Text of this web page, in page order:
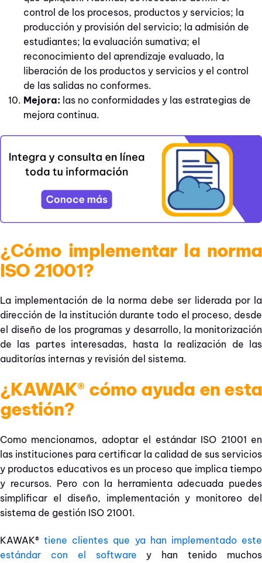
control de los procesos, productos y servicios; la
producción y provisión del servicio; la admisión de
estudiantes; la evaluación sumativa; el
reconocimiento del aprendizaje evaluado, la
liberación de los productos y servicios y el control
de las salidas no conformes.
Mejora: las no conformidades y las estrategias de
mejora continua.
¿Cómo implementar la norma
ISO 21001?
La implementación de la norma debe ser liderada por la
dirección de la institución durante todo el proceso, desde
el diseño de los programas y desarrollo, la monitorización
de las partes interesadas, hasta la realización de las
auditorías internas y revisión del sistema.
¿KAWAK® cómo ayuda en esta
gestión?
Como mencionamos, adoptar el estándar ISO 21001 en
las instituciones para certificar la calidad de sus servicios
y productos educativos es un proceso que implica tiempo
y recursos. Pero con la herramienta adecuada puedes
simplificar el diseño, implementación y monitoreo del
sistema de gestión ISO 21001.
KAWAK®tiene clientes que ya han implementado este
estándar con el software y han tenido muchos